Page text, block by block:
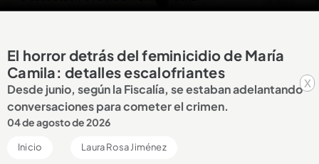
x
El horror detrás del feminicidio de María
Camila: detalles escalofriantes
Desde junio, según la Fiscalía, se estaban adelantando
conversaciones para cometer el crimen.
04 de agosto de 2026
Inicio Laura Rosa Jiménez